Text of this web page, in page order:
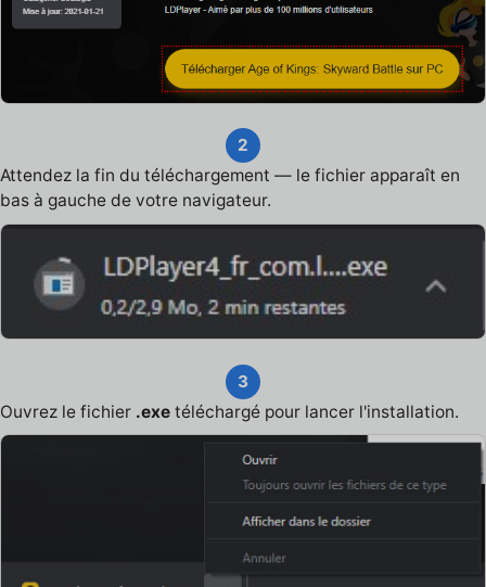
2
Attendez la fin du téléchargement — le fichier apparaît en
bas à gauche de votre navigateur.
3
Ouvrez le fichier .exe téléchargé pour lancer l'installation.